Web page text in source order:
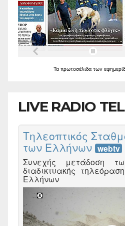
Τα πρωτοσέλιδα των
LIVE RADIO